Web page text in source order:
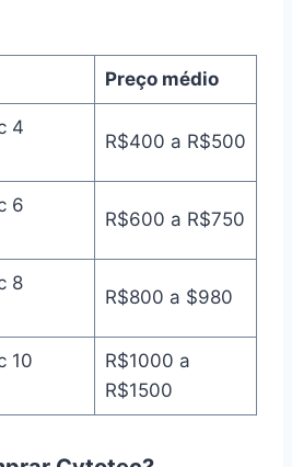
Preço médio
4
R$400 a R$500
6
R$600 a R$750
8
R$800 a $980
10
R$1000 a
R$1500